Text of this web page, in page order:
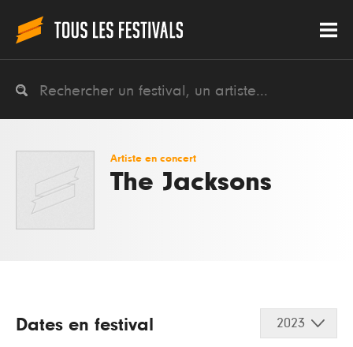
Artiste en concert
The Jacksons
Dates en festival 2023